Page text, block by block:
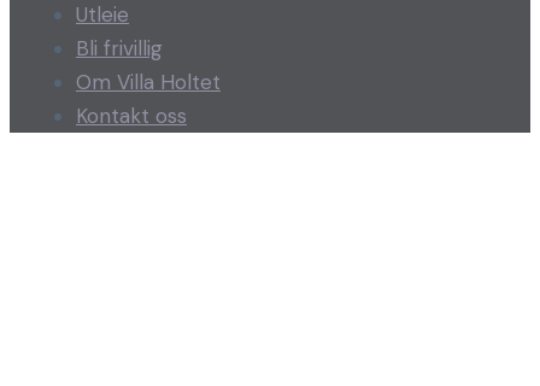
Utleie
Bli frivillig
Om Villa Holtet
Kontakt oss